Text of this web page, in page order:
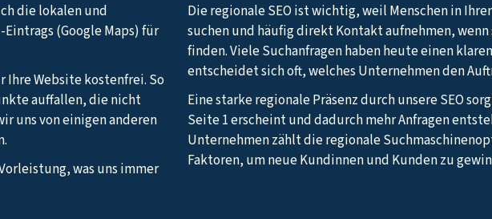
die lokalen und
(Google Maps) für
Ihre Website kostenfrei. So
auffallen, die nicht
uns von einigen anderen
was uns immer
Die regionale SEO ist wichtig, weil Menschen in
suchen und häufig direkt Kontakt aufnehmen, wenn
finden. Viele Suchanfragen haben heute einen
entscheidet sich oft, welches Unternehmen den
Eine starke regionale Präsenz durch unsere SEO
Seite 1 erscheint und dadurch mehr Anfragen
Unternehmen zählt die regionale
Faktoren, um neue Kundinnen und Kunden zu